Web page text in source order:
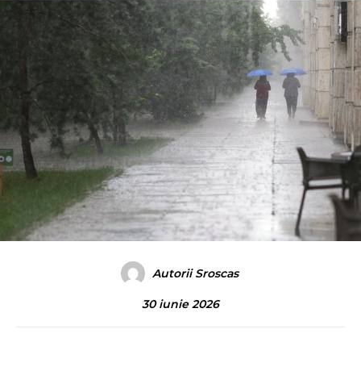
Autorii Sroscas
30 iunie 2026